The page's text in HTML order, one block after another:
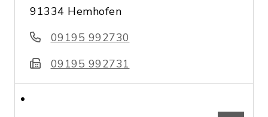
91334 Hemhofen
09195 992730
09195 992731